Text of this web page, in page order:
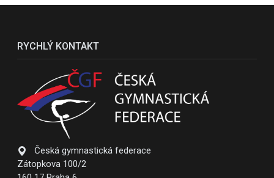
RYCHLÝ KONTAKT
Česká gymnastická federace
Zátopkova 100/2